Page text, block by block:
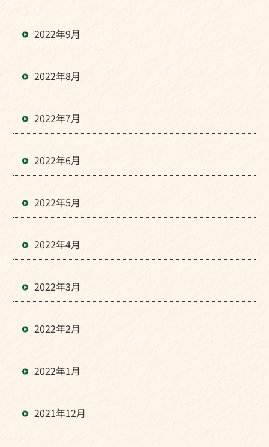
2022年9月
2022年8月
2022年7月
2022年6月
2022年5月
2022年4月
2022年3月
2022年2月
2022年1月
2021年12月